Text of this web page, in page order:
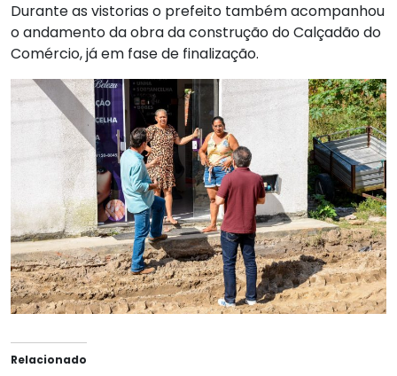
Durante as vistorias o prefeito também acompanhou
o andamento da obra da construção do Calçadão do
Comércio, já em fase de finalização.
Relacionado